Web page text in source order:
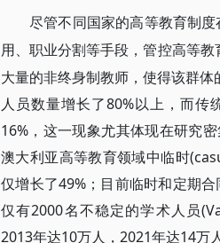
尽管不同国家的高等教育制
用、职业分割等手段，管控高等
大量的非终身制教师，使得该群
人员数量增长了80%以上，而
16%，这一现象尤其体现在研究
澳大利亚高等教育领域中临时
仅增长了49%；目前临时和定期
仅有2000名不稳定的学术人员
2013年达10万人，2021年达14万人